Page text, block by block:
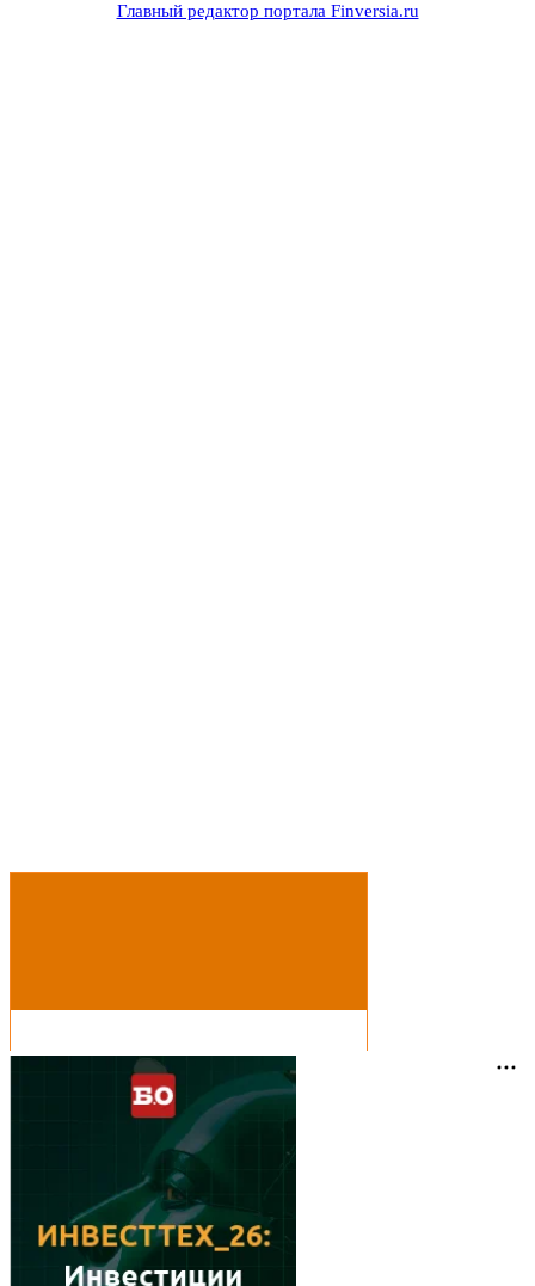
Главный редактор портала Finversia.ru